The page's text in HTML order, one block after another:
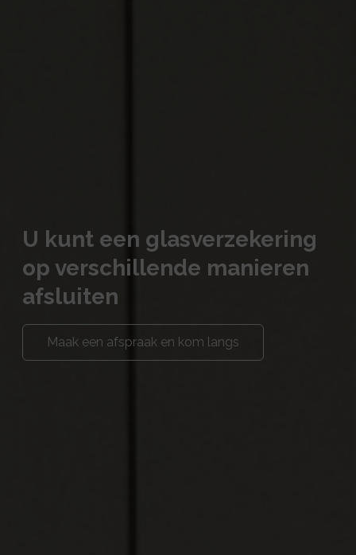
U kunt een glasverzekering
op verschillende manieren
afsluiten
Maak een afspraak en kom langs